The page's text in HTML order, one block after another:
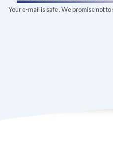
Your e-mail is safe . We promise not to